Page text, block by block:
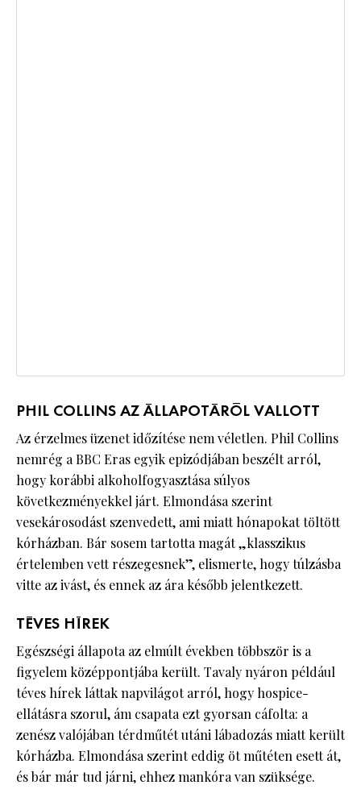
PHIL COLLINS AZ ÁLLAPOTÁRÓL VALLOTT
Az érzelmes üzenet időzítése nem véletlen. Phil Collins
nemrég a BBC Eras egyik epizódjában beszélt arról,
hogy korábbi alkoholfogyasztása súlyos
következményekkel járt. Elmondása szerint
vesekárosodást szenvedett, ami miatt hónapokat töltött
kórházban. Bár sosem tartotta magát „klasszikus
értelemben vett részegesnek”, elismerte, hogy túlzásba
vitte az ivást, és ennek az ára később jelentkezett.
TÉVES HÍREK
Egészségi állapota az elmúlt években többször is a
figyelem középpontjába került. Tavaly nyáron például
téves hírek láttak napvilágot arról, hogy hospice-
ellátásra szorul, ám csapata ezt gyorsan cáfolta: a
zenész valójában térdműtét utáni lábadozás miatt került
kórházba. Elmondása szerint eddig öt műtéten esett át,
és bár már tud járni, ehhez mankóra van szüksége.